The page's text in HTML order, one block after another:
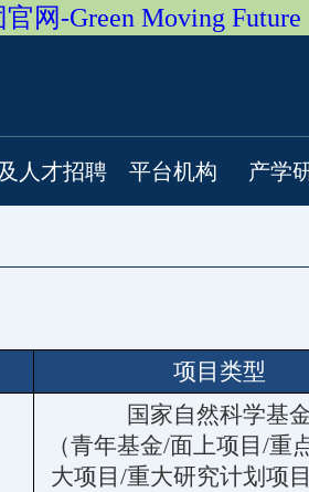
网-Green Moving Future
人才招聘 平台机构 产学
项目类型
国家自然科学基
（青年基金/面上项目/重
大项目/重大研究计划项